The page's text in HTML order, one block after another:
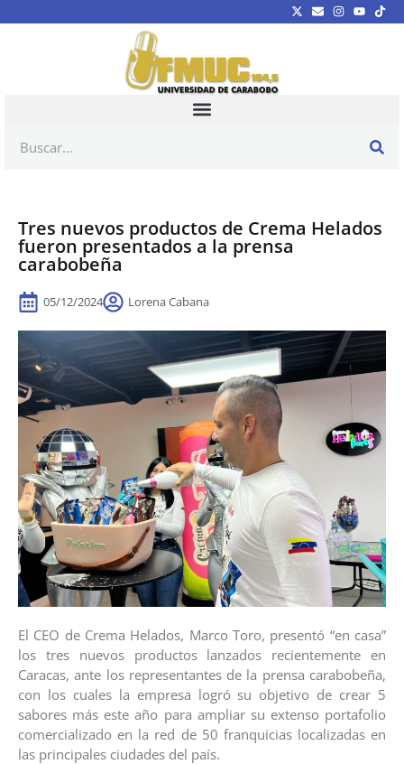
Tres nuevos productos de Crema Helados
fueron presentados a la prensa
carabobeña
05/12/2024 Lorena Cabana
El CEO de Crema Helados, Marco Toro, presentó “en casa”
los tres nuevos productos lanzados recientemente en
Caracas, ante los representantes de la prensa carabobeña,
con los cuales la empresa logró su objetivo de crear 5
sabores más este año para ampliar su extenso portafolio
comercializado en la red de 50 franquicias localizadas en
las principales ciudades del país.